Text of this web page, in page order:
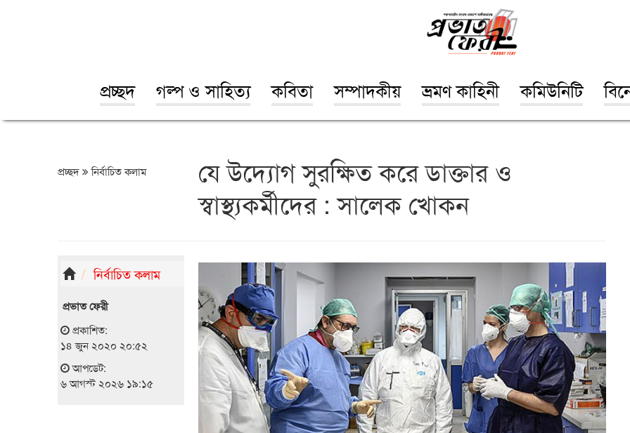
প্রচ্ছদ গল্প ও সাহিত্য কবিতা সম্পাদকীয় ভ্রমণ কাহিনী কমিউনিটি
প্রচ্ছদ নির্বাচিত কলাম
যে উদ্যোগ সুরক্ষিত করে ডাক্তার ও
স্বাস্থ্যকর্মীদের : সালেক খোকন
নির্বাচিত কলাম
প্রভাত ফেরী
প্রকাশিত:
১৪ জুন ২০২০ ২০:৫২
আপডেট:
৬ আগস্ট ২০২৬ ১৯:১৫